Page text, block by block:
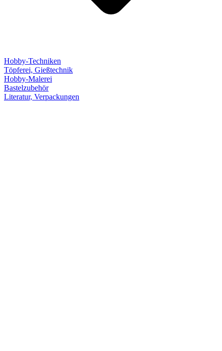
Hobby-Techniken
Töpferei, Gießtechnik
Hobby-Malerei
Bastelzubehör
Literatur, Verpackungen